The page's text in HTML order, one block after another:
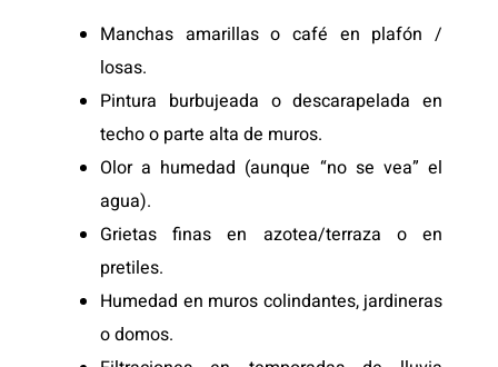
Manchas amarillas o café en plafón /
losas.
Pintura burbujeada o descarapelada en
techo o parte alta de muros.
Olor a humedad (aunque “no se vea” el
agua).
Grietas finas en azotea/terraza o en
pretiles.
Humedad en muros colindantes, jardineras
o domos.